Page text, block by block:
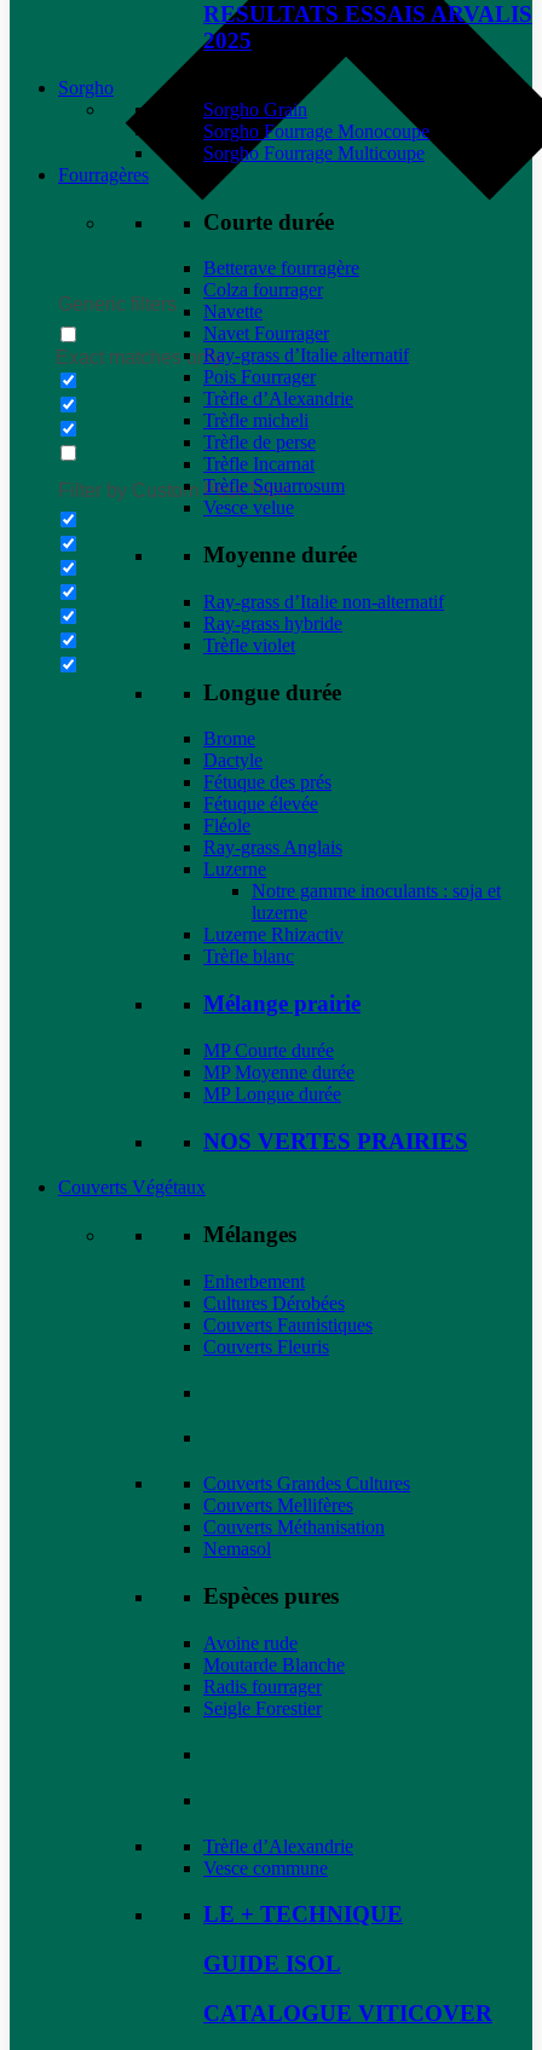
Generic filters
Exact matches only
Filter by Custom Post Type
RESULTATS ESSAIS ARVALIS
2025
Sorgho
Sorgho Grain
Sorgho Fourrage Monocoupe
Sorgho Fourrage Multicoupe
Fourragères
Courte durée
Betterave fourragère
Colza fourrager
Navette
Navet Fourrager
Ray-grass d’Italie alternatif
Pois Fourrager
Trèfle d’Alexandrie
Trèfle micheli
Trèfle de perse
Trèfle Incarnat
Trèfle Squarrosum
Vesce velue
Moyenne durée
Ray-grass d’Italie non-alternatif
Ray-grass hybride
Trèfle violet
Longue durée
Brome
Dactyle
Fétuque des prés
Fétuque élevée
Fléole
Ray-grass Anglais
Luzerne
Notre gamme inoculants : soja et
luzerne
Luzerne Rhizactiv
Trèfle blanc
Mélange prairie
MP Courte durée
MP Moyenne durée
MP Longue durée
NOS VERTES PRAIRIES
Couverts Végétaux
Mélanges
Enherbement
Cultures Dérobées
Couverts Faunistiques
Couverts Fleuris
Couverts Grandes Cultures
Couverts Mellifères
Couverts Méthanisation
Nemasol
Espèces pures
Avoine rude
Moutarde Blanche
Radis fourrager
Seigle Forestier
Trèfle d’Alexandrie
Vesce commune
LE + TECHNIQUE
GUIDE ISOL
CATALOGUE VITICOVER